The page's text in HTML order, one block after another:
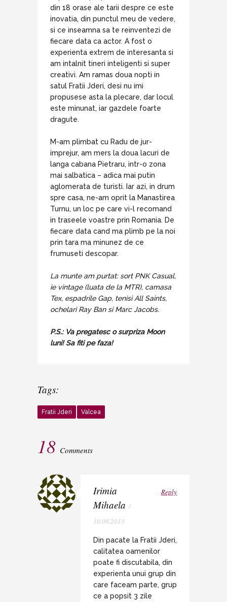
din 18 orase ale tarii despre ce este
inovatia, din punctul meu de vedere,
si ce inseamna sa te reinventezi de
fiecare data ca actor. A fost o
experienta extrem de interesanta si
am intalnit tineri inteligenti si super
creativi. Am ramas doua nopti in
satul Fratii Jderi, desi nu imi
propusese asta la plecare, dar locul
este minunat, iar gazdele foarte
dragute.
M-am plimbat cu Radu de jur-
imprejur, am mers la doua lacuri de
langa cabana Pietraru, intr-o zona
mai salbatica – adica mai putin
aglomerata de turisti. Iar azi, in drum
spre casa, ne-am oprit la Manastirea
Turnu, un loc pe care vi-l recomand
in traseele voastre prin Romania. De
fiecare data cand ma plimb pe la noi
prin tara ma minunez de ce
frumuseti descopar.
La munte am purtat: sort PNK Casual,
ie vintage (luata de la MTR), camasa
Tex, espadrile Gap, tenisi All Saints,
ochelari Ray Ban si Marc Jacobs.
P.S.: Va pregatesc o surpriza Moon
luni! Sa fiti pe faza!
Tags:
Fratii Jderi Valcea
18 Comments
Irimia
Mihaela /
10.08.2013
Reply
Din pacate la Fratii Jderi,
calitatea oamenilor
poate fi discutabila, din
experienta unui grup din
care faceam parte, grup
ce a popsit 3 zile